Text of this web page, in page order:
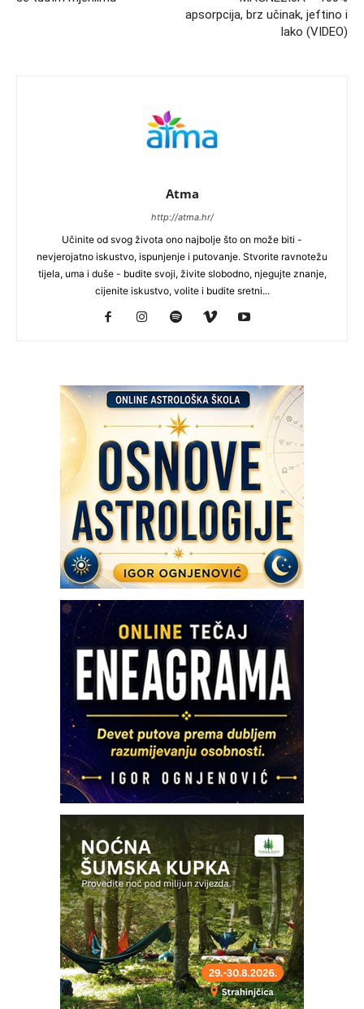
apsorpcija, brz učinak, jeftino i
lako (VIDEO)
Atma
http://atma.hr/
Učinite od svog života ono najbolje što on može biti -
nevjerojatno iskustvo, ispunjenje i putovanje. Stvorite ravnotežu
tijela, uma i duše - budite svoji, živite slobodno, njegujte znanje,
cijenite iskustvo, volite i budite sretni...